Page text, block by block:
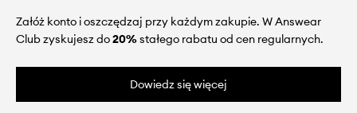
Załóż konto i oszczędzaj przy każdym zakupie. W Answear
Club zyskujesz do20%stałego rabatu od cen regularnych.
Dowiedz się więcej